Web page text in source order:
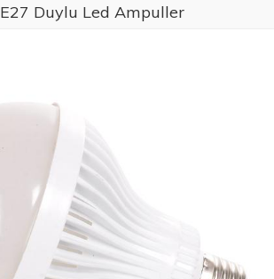
E27 Duylu Led Ampuller